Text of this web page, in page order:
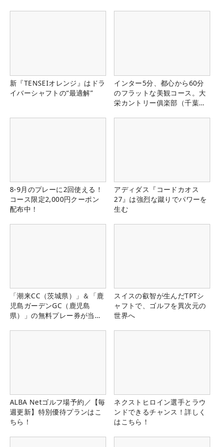
新『TENSEIオレンジ』はドラ
イバーシャフトの“最適解”
インター5分、都心から60分
のフラットな美観コース。大
栄カントリー俱楽部（千葉
8-9月のプレーに2回使える！
コース限定2,000円クーポン
配布中！
アディダス『コードカオス
27』は強烈な蹴りでパワーを
生む
「潮来CC（茨城県）」＆「鹿
児島ガーデンGC（鹿児島
県）」の無料プレー券が当た
スイスの叡智が生んだTPTシ
ャフトで、ゴルフを異次元の
世界へ
ALBA Netゴルフ場予約／【毎
週更新】特別優待プランはこ
ちら！
ネクストヒロイン選手とラウ
ンドできるチャンス！詳しく
はこちら！